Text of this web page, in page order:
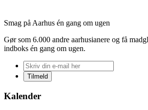
Smag på Aarhus én gang om ugen
Gør som 6.000 andre aarhusianere og få
indboks én gang om ugen.
Kalender